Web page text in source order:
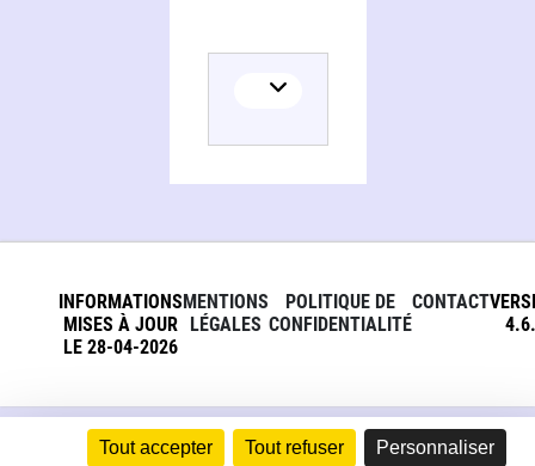
Tout accepter Tout refuser Personnaliser
INFORMATIONS
MISES À JOUR
LE 28-04-2026
MENTIONS
LÉGALES
POLITIQUE DE
CONFIDENTIALITÉ
CONTACT